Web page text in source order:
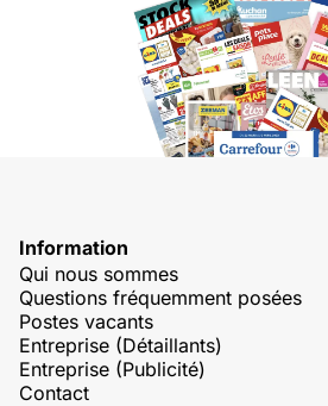
Information
Qui nous sommes
Questions fréquemment posées
Postes vacants
Entreprise (Détaillants)
Entreprise (Publicité)
Contact